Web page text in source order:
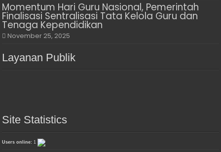
Momentum Hari Guru Nasional, Pemerintah
Finalisasi Sentralisasi Tata Kelola Guru dan
Tenaga Kependidikan
November 25, 2025
Layanan Publik
Site Statistics
Users online:1